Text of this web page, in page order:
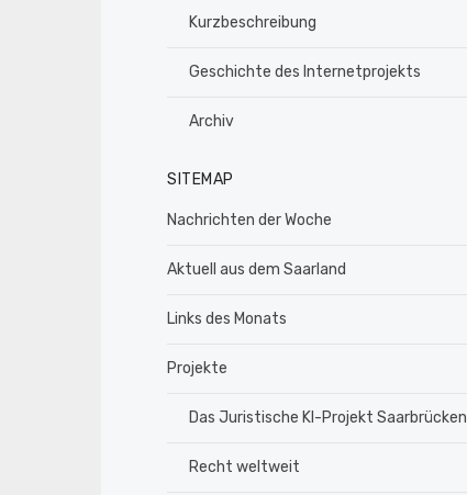
Kurzbeschreibung
Geschichte des Internetprojekts
Archiv
SITEMAP
Nachrichten der Woche
Aktuell aus dem Saarland
Links des Monats
Projekte
Das Juristische KI-Projekt Saarbrücken
Recht weltweit